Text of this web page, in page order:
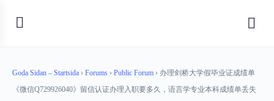
Goda Sidan – Startsida › Forums › Public Forum › 办理剑桥大学假毕业证成绩单
《微信Q729926040》留信认证办理入职要多久，语言学专业本科成绩单丢失